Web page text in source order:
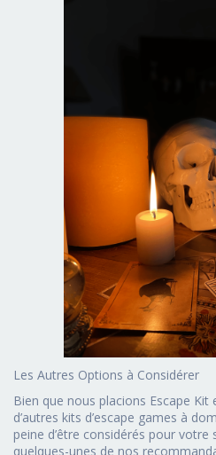
Les Autres Options à Considérer
Bien que nous placions Escape
d’autres kits d’escape games à
peine d’être considérés pour votre
quelques-unes de nos